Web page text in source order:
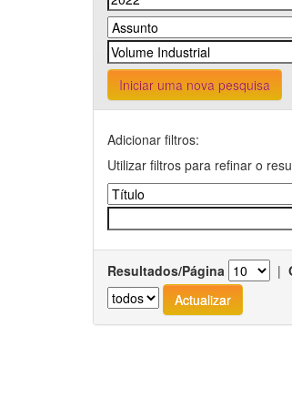
Iniciar uma nova pesquisa
Adicionar filtros:
Utilizar filtros para refinar o
Resultados/Página |